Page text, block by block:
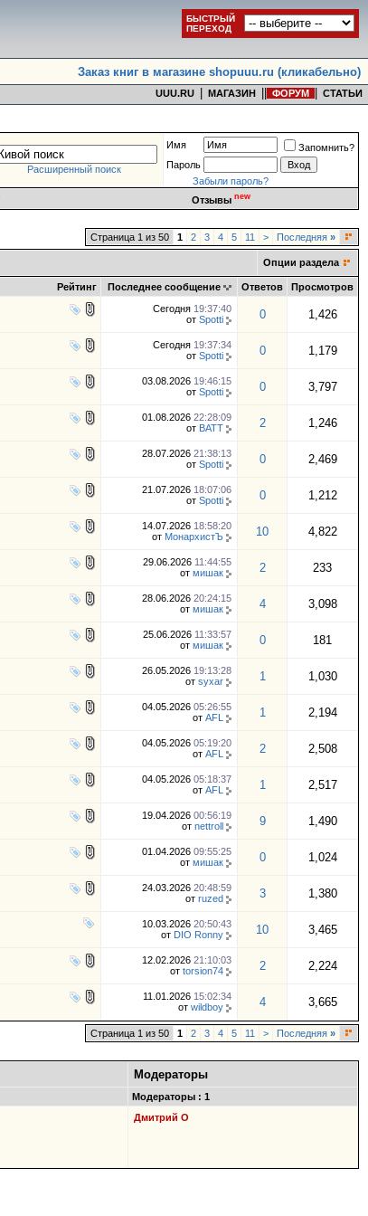
БЫСТРЫЙ
ПЕРЕХОД
Заказ книг в магазине shopuuu.ru (кликабельно)
UUU.RU МАГАЗИН ФОРУМ СТАТЬИ
Расширенный поиск
Имя
Запомнить?
Пароль
Забыли пароль?
Отзывы new
Страница 1 из 50 1 2 3 4 5 11 > Последняя »
Опции раздела
Рейтинг Последнее сообщение Ответов Просмотров
Сегодня 19:37:40
от Spotti 0 1,426
Сегодня 19:37:34
от Spotti 0 1,179
03.08.2026 19:46:15
от Spotti 0 3,797
01.08.2026 22:28:09
от BATT 2 1,246
28.07.2026 21:38:13
от Spotti 0 2,469
21.07.2026 18:07:06
от Spotti 0 1,212
14.07.2026 18:58:20
от МонархистЪ 10 4,822
29.06.2026 11:44:55
от мишак 2 233
28.06.2026 20:24:15
от мишак 4 3,098
25.06.2026 11:33:57
от мишак 0 181
26.05.2026 19:13:28
от syxar 1 1,030
04.05.2026 05:26:55
от AFL 1 2,194
04.05.2026 05:19:20
от AFL 2 2,508
04.05.2026 05:18:37
от AFL 1 2,517
19.04.2026 00:56:19
от nettroll 9 1,490
01.04.2026 09:55:25
от мишак 0 1,024
24.03.2026 20:48:59
от ruzed 3 1,380
10.03.2026 20:50:43
от DIO Ronny 10 3,465
12.02.2026 21:10:03
от torsion74 2 2,224
11.01.2026 15:02:34
от wildboy 4 3,665
Страница 1 из 50 1 2 3 4 5 11 > Последняя »
Модераторы
Модераторы : 1
Дмитрий О